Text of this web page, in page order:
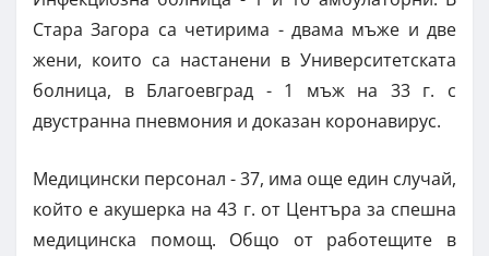
Стара Загора са четирима - двама мъже и две
жени, които са настанени в Университетската
болница, в Благоевград - 1 мъж на 33 г. с
двустранна пневмония и доказан коронавирус.
Медицински персонал - 37, има още един случай,
който е акушерка на 43 г. от Центъра за спешна
медицинска помощ. Общо от работещите в